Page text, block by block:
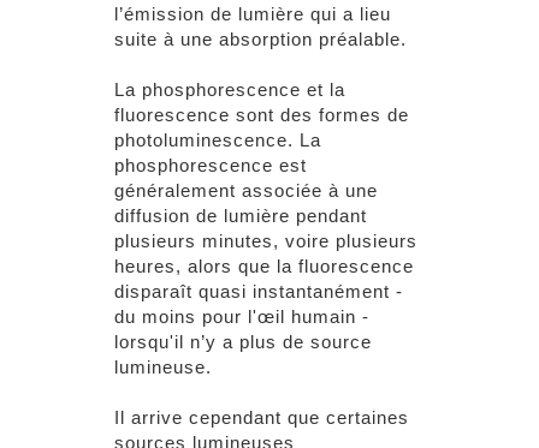
l’émission de lumière qui a lieu
suite à une absorption préalable.
La phosphorescence et la
fluorescence sont des formes de
photoluminescence. La
phosphorescence est
généralement associée à une
diffusion de lumière pendant
plusieurs minutes, voire plusieurs
heures, alors que la fluorescence
disparaît quasi instantanément -
du moins pour l'œil humain -
lorsqu'il n’y a plus de source
lumineuse.
Il arrive cependant que certaines
sources lumineuses